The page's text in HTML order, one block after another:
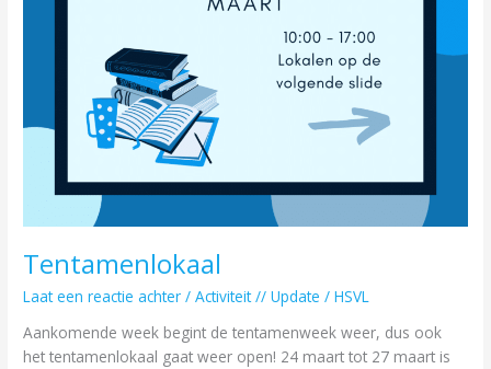
Tentamenlokaal
Laat een reactie achter /Activiteit // Update /HSVL
Aankomende week begint de tentamenweek weer, dus ook
het tentamenlokaal gaat weer open! 24 maart tot 27 maart is